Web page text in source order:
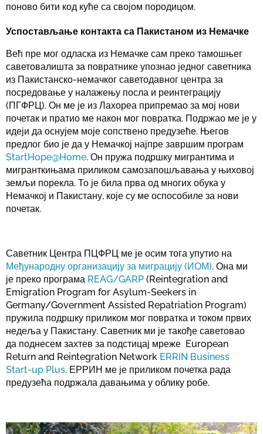
поново бити код куће са својом породицом.
Успостављање контакта са Пакистаном из Немачке
Већ пре мог одласка из Немачке сам преко тамошњег
саветовалишта за повратнике упознао једног саветника
из Пакистанско-немачког саветодавног центра за
посредовање у налажењу посла и реинтеграцију
(ПГФРЦ). Он ме је из Лахореа припремао за мој нови
почетак и пратио ме након мог повратка. Подржао ме је у
идеји да оснујем моје сопствено предузеће. Његов
предлог био је да у Немачкој најпре завршим програм
StartHope@Home. Он пружа подршку мигрантима и
мигранткињама приликом самозапошљавања у њиховој
земљи порекла. То је била прва од многих обука у
Немачкој и Пакистану, које су ме оспособиле за нови
почетак.
Саветник Центра ПЦФРЦ ме је осим тога упутио на
Међународну организацију за миграцију (ИОМ). Она ми
је преко програма REAG/GARP (Reintegration and
Emigration Program for Asylum-Seekers in
Germany/Government Assisted Repatriation Program)
пружила подршку приликом мог повратка и током првих
недеља у Пакистану. Саветник ми је такође саветовао
да поднесем захтев за подстицај мреже European
Return and Reintegration Network ERRIN Business
Start-up Plus. ЕРРИН ме је приликом почетка рада
предузећа подржала давањима у облику робе.